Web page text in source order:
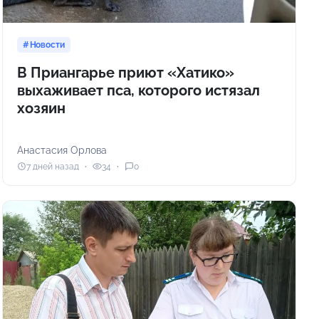
Новости
В Приангарье приют «Хатико»
выхаживает пса, которого истязал
хозяин
Анастасия Орлова
7 дней назад 34 0